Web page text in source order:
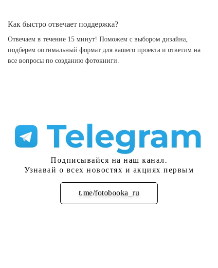
Как быстро отвечает поддержка?
Отвечаем в течение 15 минут! Поможем с выбором дизайна,
подберем оптимальный формат для вашего проекта и ответим на
все вопросы по созданию фотокниги.
Подписывайся на наш канал.
Узнавай о всех новостях и акциях первым
t.me/fotobooka_ru
Подписаться